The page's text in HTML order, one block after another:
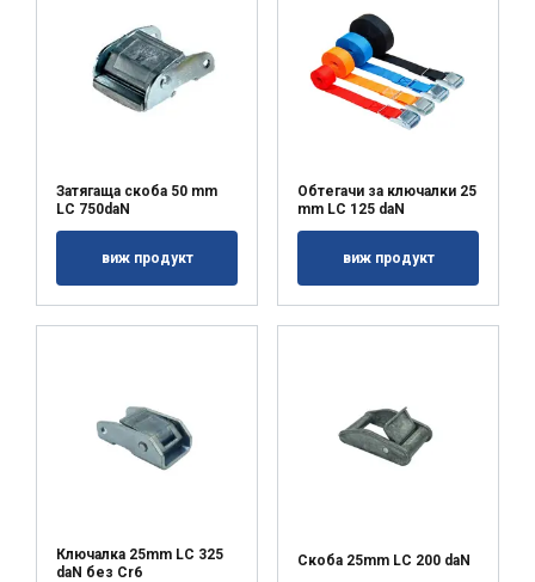
Затягаща скоба 50 mm
LC 750daN
виж продукт
Обтегачи за ключалки 25
mm LC 125 daN
виж продукт
Ключалка 25mm LC 325
daN без Cr6
Скоба 25mm LC 200 daN
Строго
необходимо
Ефективност
Некласифицирани
ОТХВЪРЛЕТЕ ВСИЧКИ